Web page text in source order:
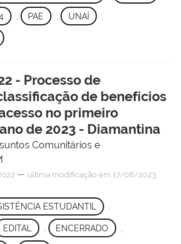
PAE , UNAÍ
- Processo de
de benefícios
no primeiro
de 2023 - Diamantina
Comunitários e
— última modificação em 17/08/2023
ESTUDANTIL
EDITAL ENCERRADO